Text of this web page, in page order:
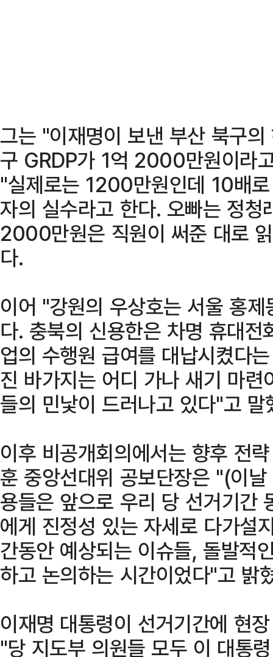
그는 "이재명이 보낸 부산 북구
구 GRDP가 1억 2000만원이라
"실제로는 1200만원인데 10배
자의 실수라고 한다. 오빠는 정청
2000만원은 직원이 써준 대로
다.
이어 "강원의 우상호는 서울 홍
다. 충북의 신용한은 차명 휴대
업의 수행원 급여를 대납시켰다
진 바가지는 어디 가나 새기 마
들의 민낯이 드러나고 있다"고 말
이후 비공개회의에서는 향후 전
훈 중앙선대위 공보단장은 "(이
용들은 앞으로 우리 당 선거기간
에게 진정성 있는 자세로 다가설
간동안 예상되는 이슈들, 돌발적
하고 논의하는 시간이었다"고 밝
이재명 대통령이 선거기간에 현
"당 지도부 의원들 모두 이 대통